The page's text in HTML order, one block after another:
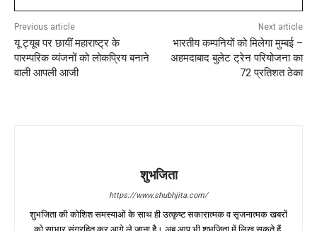
Previous article
यू ट्यूब पर छायीं महाराष्ट्र के
पारम्परिक व्यंजनों को लोकप्रिय बनाने
वाली आपली आजी
Next article
भारतीय कम्पनियों को मिलेगा मुम्बई –
अहमदाबाद बुलेट ट्रेन परियोजना का
72 प्रतिशत ठेका
शुभजिता
https://www.shubhjita.com/
शुभजिता की कोशिश समस्याओं के साथ ही उत्कृष्ट सकारात्मक व सृजनात्मक खबरों